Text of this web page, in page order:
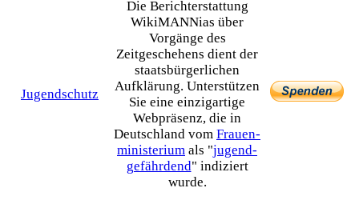
Jugendschutz
Die Bericht­erstattung
WikiMANNias über
Vorgänge des
Zeitgeschehens dient der
staats­bürgerlichen
Aufklärung. Unterstützen
Sie eine einzig­artige
Webpräsenz, die in
Deutschland vom Frauen­
ministerium als "jugend­
gefährdend" indiziert
wurde.